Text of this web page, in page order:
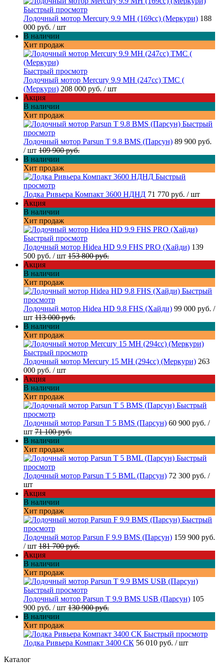
Быстрый просмотр
Лодочный мотор Mercury 9.9 MH (169cc) (Меркури) 188
000 руб. / шт
В наличии
Хит продаж
Быстрый просмотр
Лодочный мотор Mercury 9.9 МН (247cc) TMC (
(Меркури) 208 000 руб. / шт
Акция
В наличии
Хит продаж
Быстрый
просмотр
Лодочный мотор Parsun T 9.8 BMS (Парсун) 89 900 руб.
/ шт 109 900 руб.
В наличии
Хит продаж
Быстрый
просмотр
Лодка Ривьера Компакт 3600 НДНД 71 770 руб. / шт
Акция
В наличии
Хит продаж
Быстрый просмотр
Лодочный мотор Hidea HD 9.9 FHS PRO (Хайди) 139
500 руб. / шт 153 800 руб.
Акция
В наличии
Хит продаж
Быстрый
просмотр
Лодочный мотор Hidea HD 9.8 FHS (Хайди) 99 000 руб. /
шт 113 000 руб.
В наличии
Хит продаж
Быстрый просмотр
Лодочный мотор Mercury 15 MH (294cc) (Меркури) 263
000 руб. / шт
Акция
В наличии
Хит продаж
Быстрый
просмотр
Лодочный мотор Parsun T 5 BMS (Парсун) 60 900 руб. /
шт 71 100 руб.
В наличии
Хит продаж
Быстрый
просмотр
Лодочный мотор Parsun T 5 BML (Парсун) 72 300 руб. /
шт
Акция
В наличии
Хит продаж
Быстрый
просмотр
Лодочный мотор Parsun F 9.9 BMS (Парсун) 159 900 руб.
/ шт 181 700 руб.
Акция
В наличии
Хит продаж
Быстрый просмотр
Лодочный мотор Parsun T 9.9 BMS USB (Парсун) 105
900 руб. / шт 130 900 руб.
В наличии
Хит продаж
Быстрый просмотр
Лодка Ривьера Компакт 3400 СК 56 010 руб. / шт
Каталог